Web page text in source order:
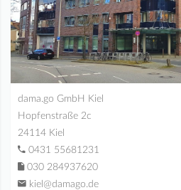
dama.go GmbH Kiel
Hopfenstraße 2c
24114 Kiel
0431 55681231
030 284937620
kiel@damago.de